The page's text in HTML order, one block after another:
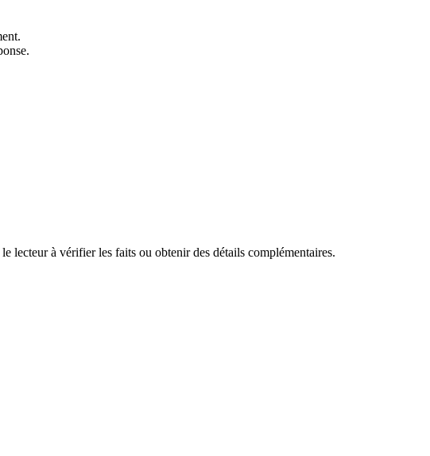
lecteur à vérifier les faits ou obtenir des détails complémentaires.